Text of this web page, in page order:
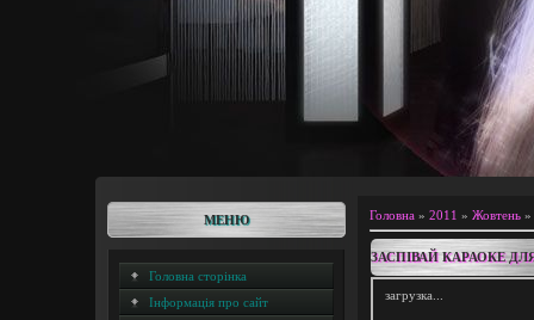
МЕНЮ
Головна сторінка
Інформація про сайт
Головна » 2011 » Жовтень »
ЗАСПІВАЙ КАРАОКЕ
загрузка...